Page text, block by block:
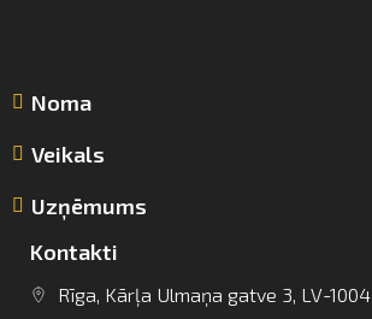
info@arsenalrent.com
Noma
Veikals
Uzņēmums
Kontakti
Rīga, Kārļa Ulmaņa gatve 3, LV-1004